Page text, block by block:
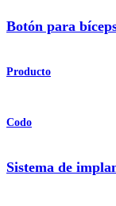
Botón para
Producto
Codo
Sistema de